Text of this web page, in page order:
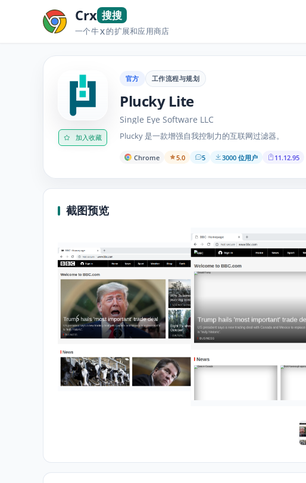
Crx 搜搜
一个牛X的扩展和应用商店
加入收藏
官方 工作流程与规划
Plucky Lite
Single Eye Software LLC
Plucky 是一款增强自我控制力的互联网过滤器。
Chrome 5.0 5 3000 位用户 11.12.95
截图预览